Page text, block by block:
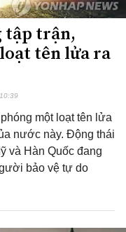
tập trận,
tên lửa ra
một loạt tên lửa
nước này. Động thái
và Hàn Quốc đang
bảo vệ tự do